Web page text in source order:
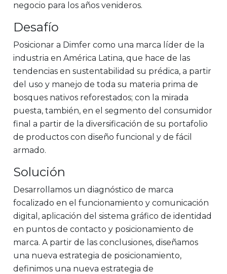
negocio para los años venideros.
Desafío
Posicionar a Dimfer como una marca líder de la
industria en América Latina, que hace de las
tendencias en sustentabilidad su prédica, a partir
del uso y manejo de toda su materia prima de
bosques nativos reforestados; con la mirada
puesta, también, en el segmento del consumidor
final a partir de la diversificación de su portafolio
de productos con diseño funcional y de fácil
armado.
Solución
Desarrollamos un diagnóstico de marca
focalizado en el funcionamiento y comunicación
digital, aplicación del sistema gráfico de identidad
en puntos de contacto y posicionamiento de
marca. A partir de las conclusiones, diseñamos
una nueva estrategia de posicionamiento,
definimos una nueva estrategia de